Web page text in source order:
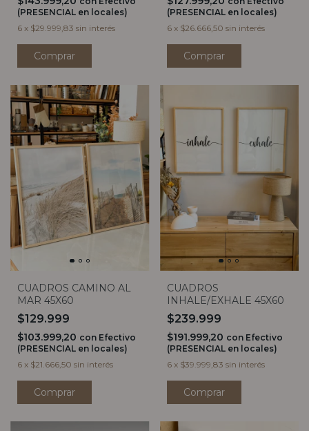
(PRESENCIAL en locales)
6 x $29.999,83 sin interés
Comprar
(PRESENCIAL en locales)
6 x $26.666,50 sin interés
Comprar
CUADROS CAMINO AL
MAR 45X60
$129.999
$103.999,20 con Efectivo
(PRESENCIAL en locales)
6 x $21.666,50 sin interés
Comprar
CUADROS
INHALE/EXHALE 45X60
$239.999
$191.999,20 con Efectivo
(PRESENCIAL en locales)
6 x $39.999,83 sin interés
Comprar